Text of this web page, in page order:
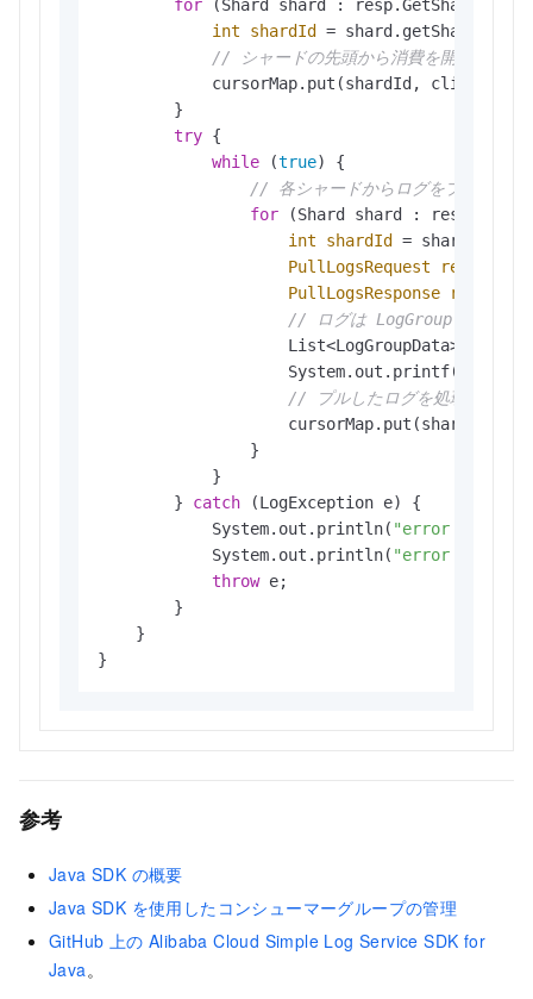
for (Shard shard : resp.GetShards())
int
shardId = shard.getShardId();
// シャードの先頭から消費を開始するた
cursorMap.put(shardId,
        }
try {
while (true) {
// 各シャードからログをプルします
for (Shard shard :
int
shardId =
PullLogsRequest
request
PullLogsResponse
response
// ログは LogGroup 形式で返
List<LogGroupData>
                    System.out.printf(
// プルしたログを処理した後
cursorMap.put(shardId,
                }
            }
        }
catch (LogException e) {
            System.out.println(
"error code :"
            System.out.println(
"error
throw e;
        }
    }
}
参考
Java SDK の概要
Java SDK を使用したコンシューマーグループの管理
GitHub 上の Alibaba Cloud Simple Log Service SDK for
Java。